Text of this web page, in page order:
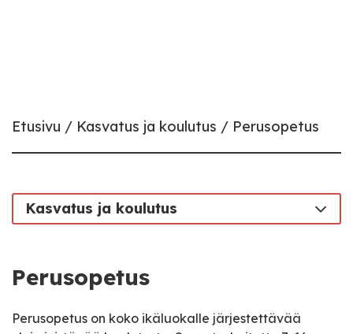
Etusivu Kasvatus ja koulutus Perusopetus
Kasvatus ja koulutus
Perusopetus
Perusopetus on koko ikäluokalle järjestettävää